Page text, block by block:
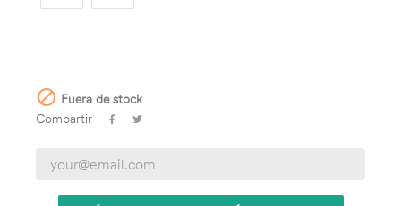
 Fuera de stock
Compartir